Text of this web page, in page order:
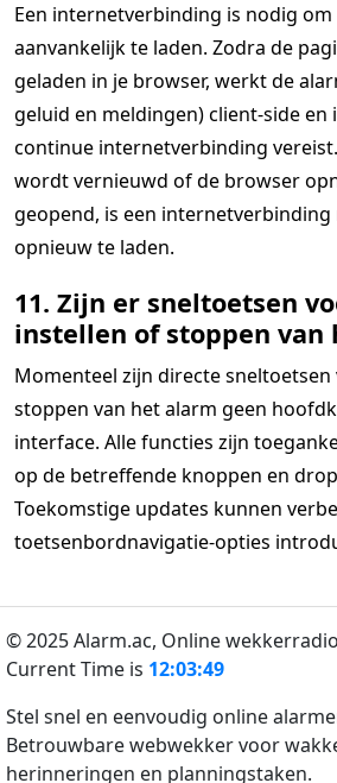
Een internetverbinding is nodig
aanvankelijk te laden. Zodra de
geladen in je browser, werkt de
geluid en meldingen) client-side en
continue internetverbinding
wordt vernieuwd of de browser
geopend, is een
opnieuw te laden.
11. Zijn er sneltoetsen
instellen of stoppen van
Momenteel zijn directe
stoppen van het alarm geen
interface. Alle functies zijn
op de betreffende knoppen en
Toekomstige updates kunnen
toetsenbordnavigatie-opties
© 2025 Alarm.ac, Online
Current Time is 12:03:49
Stel snel en eenvoudig online
Betrouwbare webwekker voor
herinneringen en planningstaken.